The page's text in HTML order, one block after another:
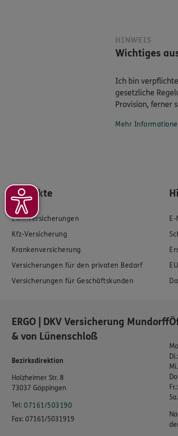
HINWEIS
Wichtiges
Ich bin
gesetzliche
Provision, ferner
Mehr
Produkte
Zahnversicherungen
Kfz-Versicherung
Krankenversicherung
Versicherungen für den privaten Bedarf
Versicherungen für Geschäftskunden
ERGO | DKV Versicherung Mundorff
& von Lünenschloß
Bezirksdirektion
Holzheimer Str. 8
73037 Göppingen
Tel: 07161/503190
Fax: 07161/5031919
Di.:
Mi.
Fr.:
Sa.